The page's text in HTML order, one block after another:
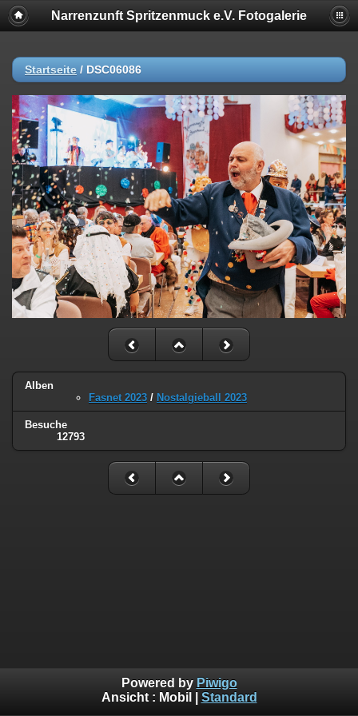
Narrenzunft Spritzenmuck e.V. Fotogalerie
Startseite / DSC06086
Alben
Fasnet 2023 / Nostalgieball 2023
Besuche
12793
Powered by Piwigo
Ansicht : Mobil Standard